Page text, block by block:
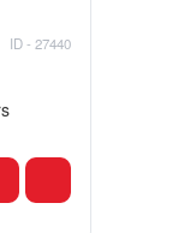
ID - 27440